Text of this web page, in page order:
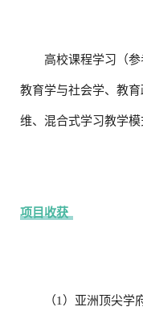
高校课程学习（
教育学与社会学、教
维、 混合式学习教学
项目收获
（1）亚洲顶尖学